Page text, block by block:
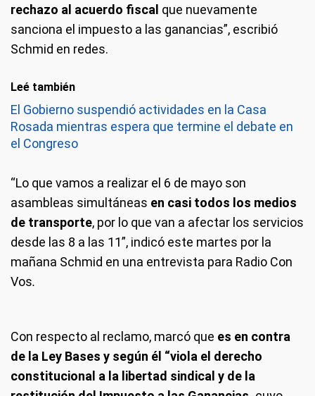
rechazo al acuerdo fiscal que nuevamente
sanciona el impuesto a las ganancias”, escribió
Schmid en redes.
Leé también
El Gobierno suspendió actividades en la Casa
Rosada mientras espera que termine el debate en
el Congreso
“Lo que vamos a realizar el 6 de mayo son
asambleas simultáneas en casi todos los medios
de transporte, por lo que van a afectar los servicios
desde las 8 a las 11”, indicó este martes por la
mañana Schmid en una entrevista para Radio Con
Vos.
Con respecto al reclamo, marcó que es en contra
de la Ley Bases y según él “viola el derecho
constitucional a la libertad sindical y de la